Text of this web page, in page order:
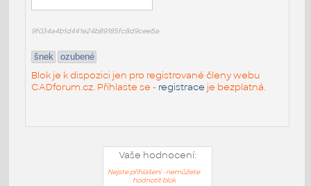
9f034a4b1d441e24b89185fc8d9cee5a
šnek ozubené
Blok je k dispozici jen pro registrované členy webu
CADforum.cz. Přihlaste se - registrace je bezplatná.
Vaše hodnocení:
Nejste přihlášeni - nemůžete
hodnotit blok